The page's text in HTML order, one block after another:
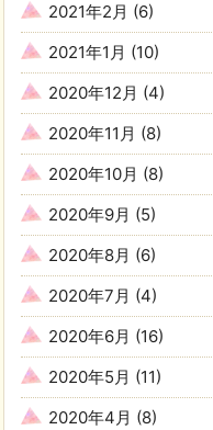
2021年2月 (6)
2021年1月 (10)
2020年12月 (4)
2020年11月 (8)
2020年10月 (8)
2020年9月 (5)
2020年8月 (6)
2020年7月 (4)
2020年6月 (16)
2020年5月 (11)
2020年4月 (8)